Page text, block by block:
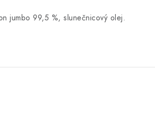
jumbo 99,5 %, slunečnicový olej.